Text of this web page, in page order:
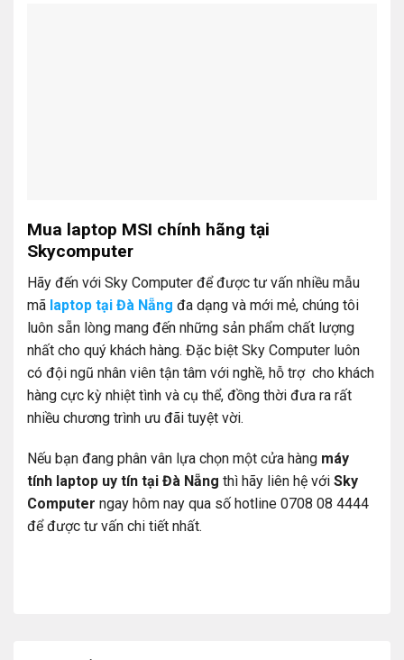
Mua laptop MSI chính hãng tại
Skycomputer
Hãy đến với Sky Computer để được tư vấn nhiều mẫu
mã laptop tại Đà Nẵng đa dạng và mới mẻ, chúng tôi
luôn sẵn lòng mang đến những sản phẩm chất lượng
nhất cho quý khách hàng. Đặc biệt Sky Computer luôn
có đội ngũ nhân viên tận tâm với nghề, hỗ trợ cho khách
hàng cực kỳ nhiệt tình và cụ thể, đồng thời đưa ra rất
nhiều chương trình ưu đãi tuyệt vời.
Nếu bạn đang phân vân lựa chọn một cửa hàng máy
tính laptop uy tín tại Đà Nẵng thì hãy liên hệ với Sky
Computer ngay hôm nay qua số hotline 0708 08 4444
để được tư vấn chi tiết nhất.